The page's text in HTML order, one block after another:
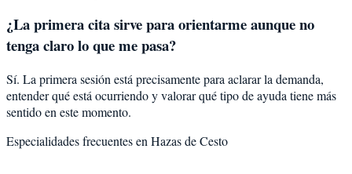
¿La primera cita sirve para orientarme aunque no
tenga claro lo que me pasa?
Sí. La primera sesión está precisamente para aclarar la demanda,
entender qué está ocurriendo y valorar qué tipo de ayuda tiene más
sentido en este momento.
Especialidades frecuentes en Hazas de Cesto